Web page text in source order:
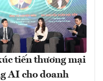
tiến thương mại
AI cho doanh